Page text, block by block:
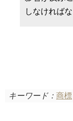
しなければな
キーワード： 商標